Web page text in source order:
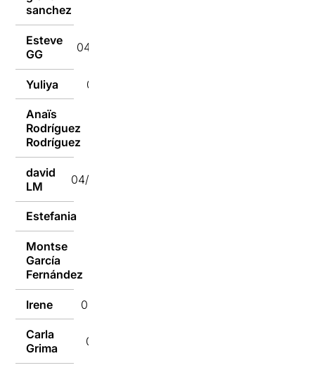
sanchez
Esteve
GG
04/10/2019
Yuliya 04/10/2019
Anaïs
Rodríguez
Rodríguez
david
LM
04/10/2019
Estefania
Montse
García
Fernández
Irene 04/10/2019
Carla
Grima
03/10/2019